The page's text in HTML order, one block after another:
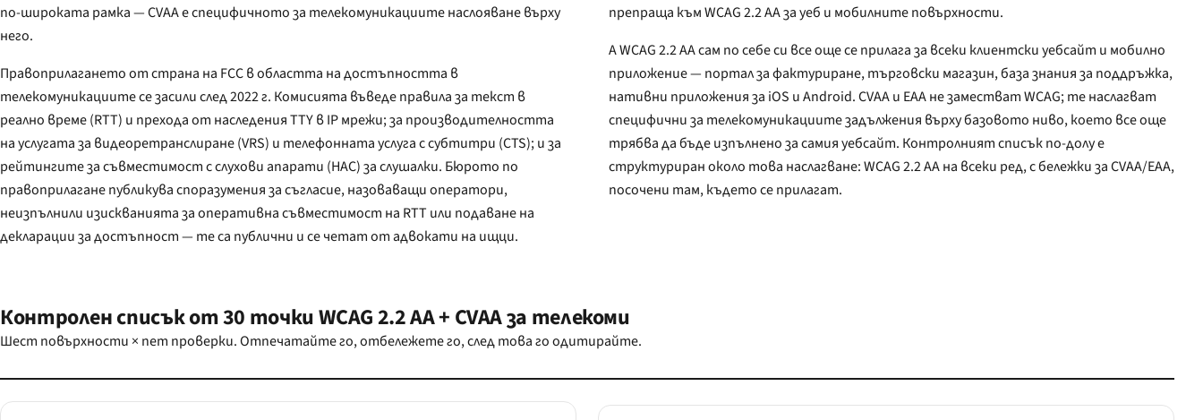
по-широката рамка — CVAA е специфичното за телекомуникациите наслояване върху
него.
Правоприлагането от страна на FCC в областта на достъпността в
телекомуникациите се засили след 2022 г. Комисията въведе правила за текст в
реално време (RTT) и прехода от наследения TTY в IP мрежи; за производителността
на услугата за видеоретранслиране (VRS) и телефонната услуга с субтитри (CTS); и за
рейтингите за съвместимост с слухови апарати (HAC) за слушалки. Бюрото по
правоприлагане публикува споразумения за съгласие, назоваващи оператори,
неизпълнили изискванията за оперативна съвместимост на RTT или подаване на
декларации за достъпност — те са публични и се четат от адвокати на ищци.
препраща към WCAG 2.2 AA за уеб и мобилните повърхности.
А WCAG 2.2 AA сам по себе си все още се прилага за всеки клиентски уебсайт и мобилно
приложение — портал за фактуриране, търговски магазин, база знания за поддръжка,
нативни приложения за iOS и Android. CVAA и EAA не заместват WCAG; те наслагват
специфични за телекомуникациите задължения върху базовото ниво, което все още
трябва да бъде изпълнено за самия уебсайт. Контролният списък по-долу е
структуриран около това наслагване: WCAG 2.2 AA на всеки ред, с бележки за CVAA/EAA,
посочени там, където се прилагат.
Контролен списък от 30 точки WCAG 2.2 AA + CVAA за телекоми
Шест повърхности × пет проверки. Отпечатайте го, отбележете го, след това го одитирайте.